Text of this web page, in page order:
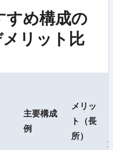
すめ構成の
リット比
主要構成
例
メリッ
ト（長
所）